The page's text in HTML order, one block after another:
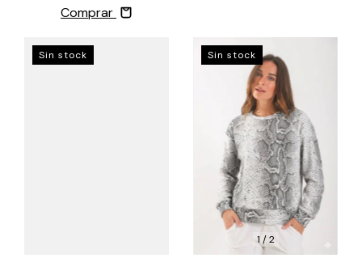
Comprar
Sin stock
1 /2
Sin stock